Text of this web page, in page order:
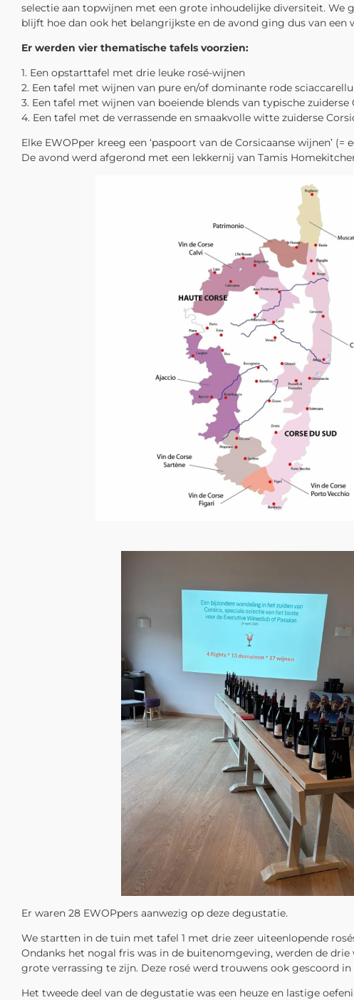
selectie aan topwijnen met een grote inhoudelijke diversiteit. We
blijft hoe dan ook het belangrijkste en de avond ging dus van
Er werden vier thematische tafels voorzien:
1. Een opstarttafel met drie leuke rosé-wijnen
2. Een tafel met wijnen van pure en/of dominante rode
3. Een tafel met wijnen van boeiende blends van typische zuiderse
4. Een tafel met de verrassende en smaakvolle witte zuiderse
Elke EWOPper kreeg een ‘paspoort van de Corsicaanse wijnen’
De avond werd afgerond met een lekkernij van Tamis
Er waren 28 EWOPpers aanwezig op deze degustatie.
We startten in de tuin met tafel 1 met drie zeer uiteenlopende
Ondanks het nogal fris was in de buitenomgeving, werden de
grote verrassing te zijn. Deze rosé werd trouwens ook gescoord
Het tweede deel van de degustatie was een heuze en lastige